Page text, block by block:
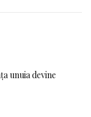
unuia devine